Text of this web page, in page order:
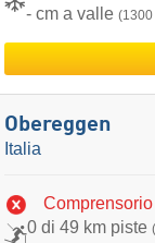
- cm a valle (1300
Obereggen
Italia
0 di 49 km piste